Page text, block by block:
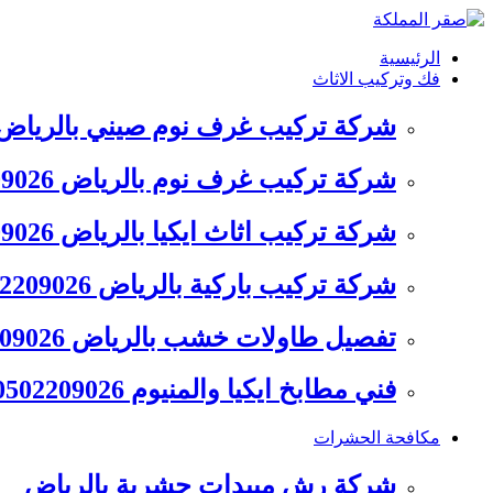
التجاوز
المحتوىالرئيسية
فك وتركيب الاثاث
شركة تركيب غرف نوم صيني بالرياض
شركة تركيب غرف نوم بالرياض 0502209026
شركة تركيب اثاث ايكيا بالرياض 0502209026
شركة تركيب باركية بالرياض 0502209026
تفصيل طاولات خشب بالرياض 0502209026
فني مطابخ ايكيا والمنيوم 0502209026
مكافحة الحشرات
شركة رش مبيدات حشرية بالرياض